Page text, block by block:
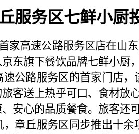
服务区七鲜小厨
家高速公路服务区店在山
东旗下餐饮品牌七鲜小厨
公路服务区的首家门店
客送上热乎可口、食材放
安心的品质餐食。旅客还
章丘服务区同步推出十